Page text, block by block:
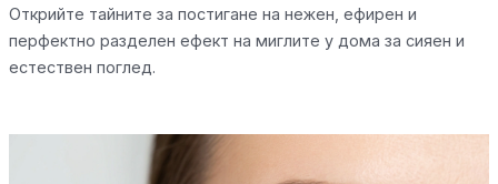
Открийте тайните за постигане на нежен, ефирен и
перфектно разделен ефект на миглите у дома за сияен и
естествен поглед.